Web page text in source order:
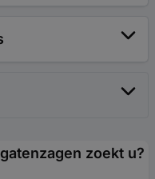
zoekt u?